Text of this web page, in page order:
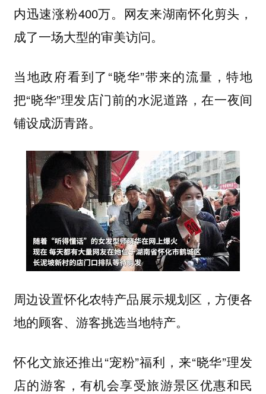
内迅速涨粉400万。网友来湖南怀化剪头，
成了一场大型的审美访问。
当地政府看到了“晓华”带来的流量，特地
把“晓华”理发店门前的水泥道路，在一夜间
铺设成沥青路。
周边设置怀化农特产品展示规划区，方便各
地的顾客、游客挑选当地特产。
怀化文旅还推出“宠粉”福利，来“晓华”理发
店的游客，有机会享受旅游景区优惠和民